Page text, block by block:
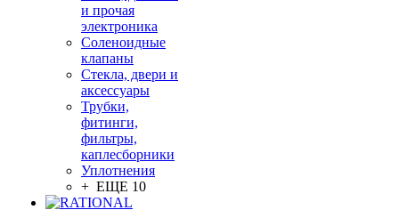
и прочая
электроника
Соленоидные
клапаны
Стекла, двери и
аксессуары
Трубки,
фитинги,
фильтры,
каплесборники
Уплотнения
+ ЕЩЕ 10